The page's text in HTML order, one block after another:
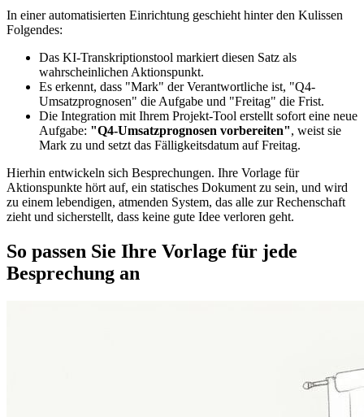
In einer automatisierten Einrichtung geschieht hinter den Kulissen
Folgendes:
Das KI-Transkriptionstool markiert diesen Satz als
wahrscheinlichen Aktionspunkt.
Es erkennt, dass "Mark" der Verantwortliche ist, "Q4-
Umsatzprognosen" die Aufgabe und "Freitag" die Frist.
Die Integration mit Ihrem Projekt-Tool erstellt sofort eine neue
Aufgabe: "Q4-Umsatzprognosen vorbereiten", weist sie
Mark zu und setzt das Fälligkeitsdatum auf Freitag.
Hierhin entwickeln sich Besprechungen. Ihre Vorlage für
Aktionspunkte hört auf, ein statisches Dokument zu sein, und wird
zu einem lebendigen, atmenden System, das alle zur Rechenschaft
zieht und sicherstellt, dass keine gute Idee verloren geht.
So passen Sie Ihre Vorlage für jede
Besprechung an